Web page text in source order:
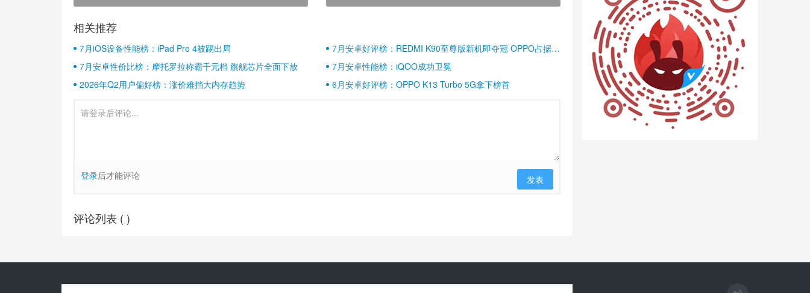
相关推荐
7月iOS设备性能榜：iPad Pro 4被踢出局
7月安卓好评榜：REDMI K90至尊版新机即夺冠 OPPO占据半
壁江山
7月安卓性价比榜：摩托罗拉称霸千元档 旗舰芯片全面下放
7月安卓性能榜：iQOO成功卫冕
2026年Q2用户偏好榜：涨价难挡大内存趋势
6月安卓好评榜：OPPO K13 Turbo 5G拿下榜首
登录后才能评论 发表
评论列表 ( )